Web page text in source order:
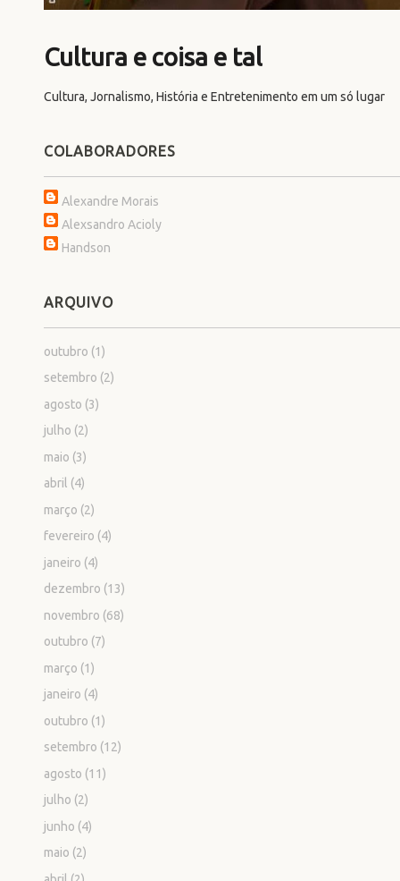
Cultura e coisa e tal
Cultura, Jornalismo, História e Entretenimento em um só lugar
COLABORADORES
Alexandre Morais
Alexsandro Acioly
Handson
ARQUIVO
outubro (1)
setembro (2)
agosto (3)
julho (2)
maio (3)
abril (4)
março (2)
fevereiro (4)
janeiro (4)
dezembro (13)
novembro (68)
outubro (7)
março (1)
janeiro (4)
outubro (1)
setembro (12)
agosto (11)
julho (2)
junho (4)
maio (2)